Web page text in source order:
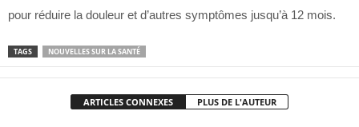
pour réduire la douleur et d’autres symptômes jusqu’à 12 mois.
TAGS NOUVELLES SUR LA SANTÉ
ARTICLES CONNEXES PLUS DE L'AUTEUR